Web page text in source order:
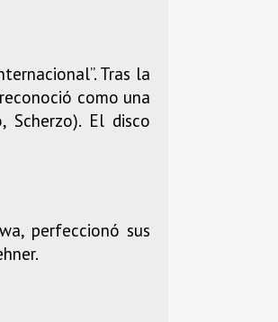
Tras la
como una
Scherzo). El disco
perfeccionó sus